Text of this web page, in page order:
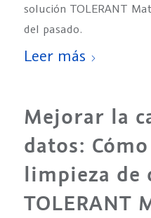
solución TOLERANT
del pasado.
Leer más
Mejorar la
datos:
limpieza de
TOLERANT